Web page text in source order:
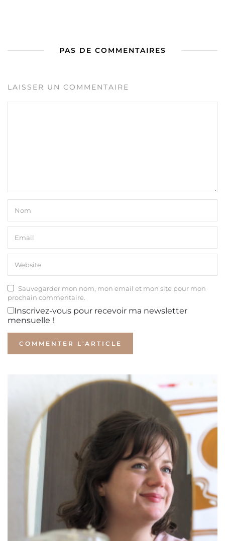
PAS DE COMMENTAIRES
LAISSER UN COMMENTAIRE
Sauvegarder mon nom, mon email et mon site pour mon
prochain commentaire.
Inscrivez-vous pour recevoir ma newsletter
mensuelle !